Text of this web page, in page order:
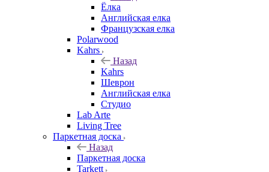
Ёлка
Английская елка
Французская елка
Polarwood
Kahrs
Назад
Kahrs
Шеврон
Английская елка
Студио
Lab Arte
Living Tree
Паркетная доска
Назад
Паркетная доска
Tarkett